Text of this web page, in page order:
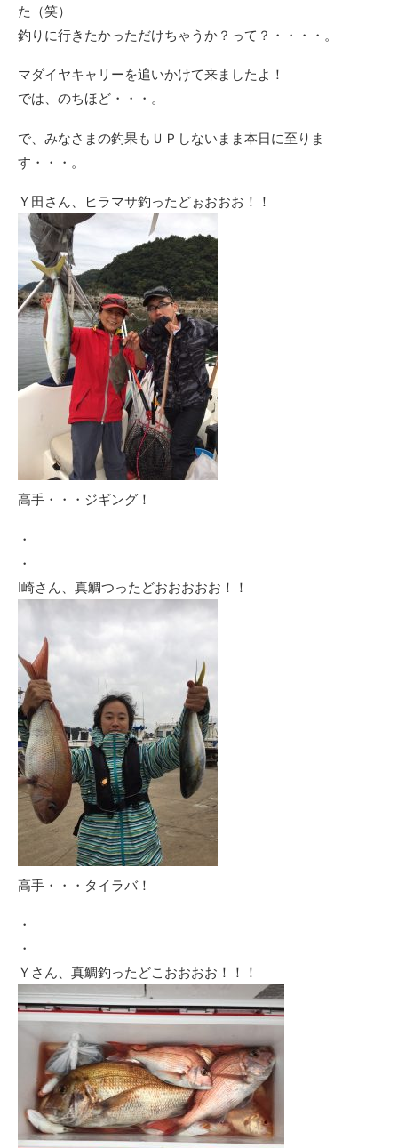
た（笑）
釣りに行きたかっただけちゃうか？って？・・・・。
マダイヤキャリーを追いかけて来ましたよ！
では、のちほど・・・。
で、みなさまの釣果もＵＰしないまま本日に至りま
す・・・。
Ｙ田さん、ヒラマサ釣ったどぉおおお！！
高手・・・ジギング！
・
・
I崎さん、真鯛つったどおおおおお！！
高手・・・タイラバ！
・
・
Ｙさん、真鯛釣ったどこおおおお！！！